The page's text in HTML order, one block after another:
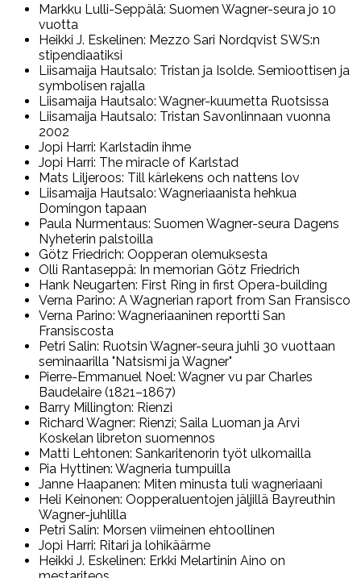
Markku Lulli-Seppälä: Suomen Wagner-seura jo 10
vuotta
Heikki J. Eskelinen: Mezzo Sari Nordqvist SWS:n
stipendiaatiksi
Liisamaija Hautsalo: Tristan ja Isolde. Semioottisen ja
symbolisen rajalla
Liisamaija Hautsalo: Wagner-kuumetta Ruotsissa
Liisamaija Hautsalo: Tristan Savonlinnaan vuonna
2002
Jopi Harri: Karlstadin ihme
Jopi Harri: The miracle of Karlstad
Mats Liljeroos: Till kärlekens och nattens lov
Liisamaija Hautsalo: Wagneriaanista hehkua
Domingon tapaan
Paula Nurmentaus: Suomen Wagner-seura Dagens
Nyheterin palstoilla
Götz Friedrich: Oopperan olemuksesta
Olli Rantaseppä: In memorian Götz Friedrich
Hank Neugarten: First Ring in first Opera-building
Verna Parino: A Wagnerian raport from San Fransisco
Verna Parino: Wagneriaaninen reportti San
Fransiscosta
Petri Salin: Ruotsin Wagner-seura juhli 30 vuottaan
seminaarilla "Natsismi ja Wagner"
Pierre-Emmanuel Noel: Wagner vu par Charles
Baudelaire (1821–1867)
Barry Millington: Rienzi
Richard Wagner: Rienzi; Saila Luoman ja Arvi
Koskelan libreton suomennos
Matti Lehtonen: Sankaritenorin työt ulkomailla
Pia Hyttinen: Wagneria tumpuilla
Janne Haapanen: Miten minusta tuli wagneriaani
Heli Keinonen: Oopperaluentojen jäljillä Bayreuthin
Wagner-juhlilla
Petri Salin: Morsen viimeinen ehtoollinen
Jopi Harri: Ritari ja lohikäärme
Heikki J. Eskelinen: Erkki Melartinin Aino on